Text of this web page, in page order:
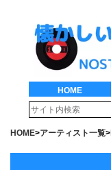
HOME
HOME>アーティスト一覧>